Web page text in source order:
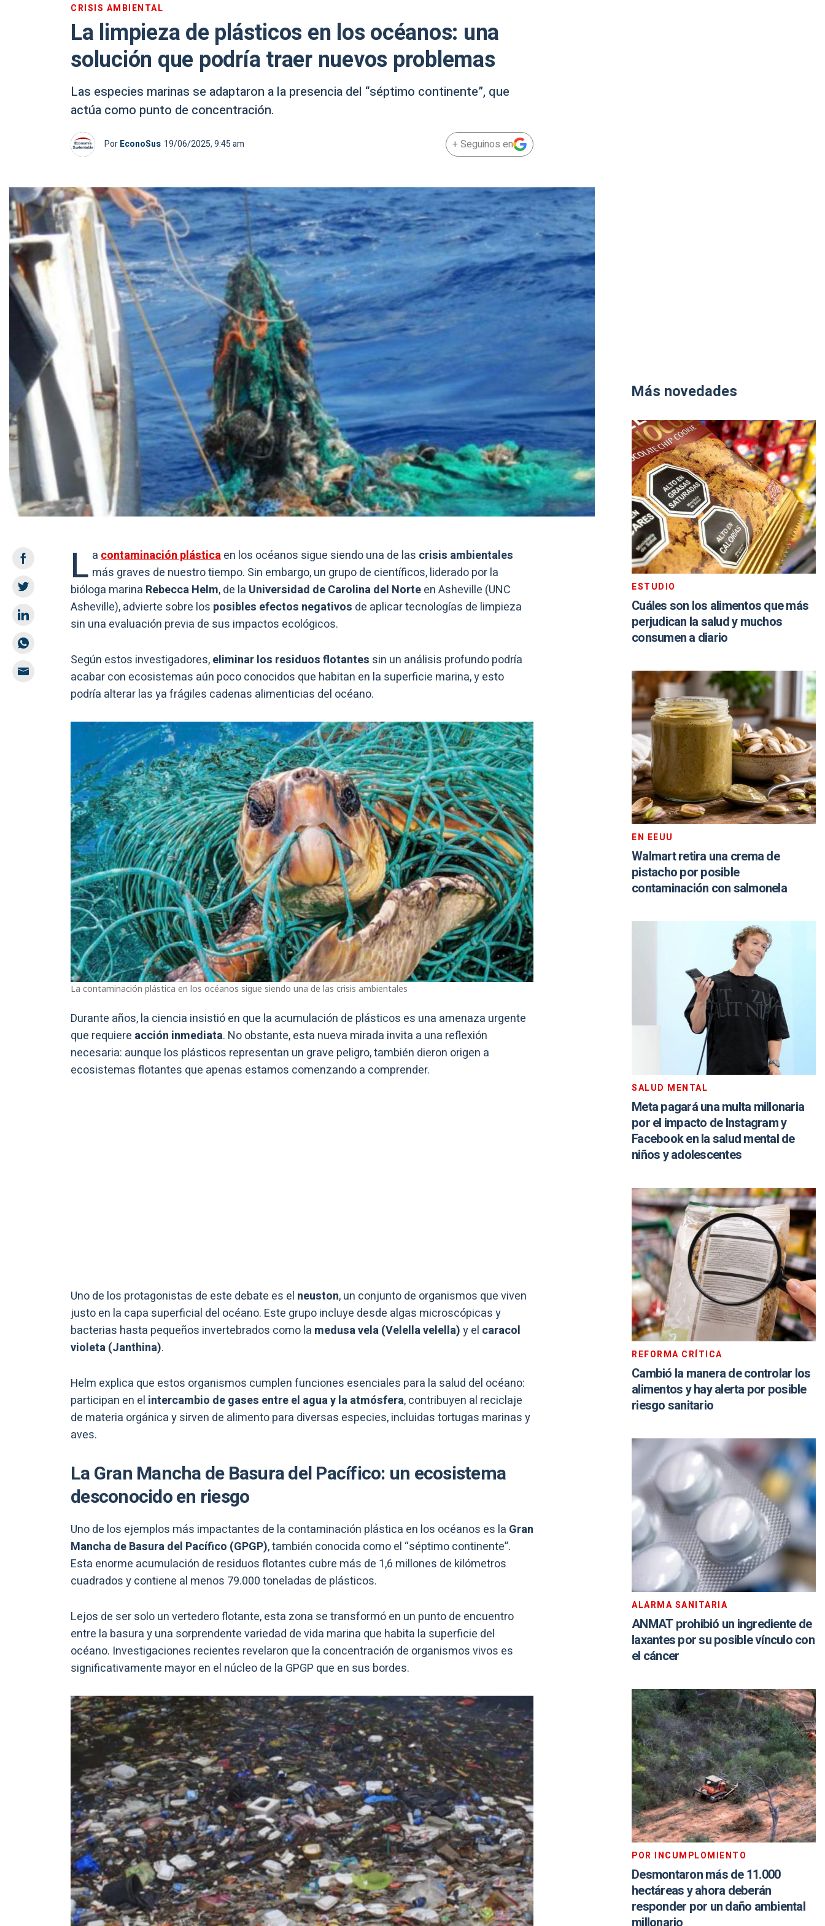
CRISIS AMBIENTAL
La limpieza de plásticos en los océanos: una
solución que podría traer nuevos problemas
Las especies marinas se adaptaron a la presencia del “séptimo continente”, que
actúa como punto de concentración.
PorEconoSus 19/06/2025, 9:45 am + Seguinos en
L acontaminación plásticaen los océanos sigue siendo una de las crisis ambientales
más graves de nuestro tiempo. Sin embargo, un grupo de científicos, liderado por la
bióloga marina Rebecca Helm, de la Universidad de Carolina del Norteen Asheville (UNC
Asheville), advierte sobre los posibles efectos negativos de aplicar tecnologías de limpieza
sin una evaluación previa de sus impactos ecológicos.
Según estos investigadores,eliminar los residuos flotantes sin un análisis profundo podría
acabar con ecosistemas aún poco conocidos que habitan en la superficie marina, y esto
podría alterar las ya frágiles cadenas alimenticias del océano.
La contaminación plástica en los océanos sigue siendo una de las crisis ambientales
Durante años, la ciencia insistió en que la acumulación de plásticos es una amenaza urgente
que requiere acción inmediata. No obstante, esta nueva mirada invita a una reflexión
necesaria: aunque los plásticos representan un grave peligro, también dieron origen a
ecosistemas flotantes que apenas estamos comenzando a comprender.
Uno de los protagonistas de este debate es el neuston, un conjunto de organismos que viven
justo en la capa superficial del océano. Este grupo incluye desde algas microscópicas y
bacterias hasta pequeños invertebrados como la medusa vela (Velella velella)y el caracol
violeta (Janthina).
Helm explica que estos organismos cumplen funciones esenciales para la salud del océano:
participan en el intercambio de gases entre el agua y la atmósfera, contribuyen al reciclaje
de materia orgánica y sirven de alimento para diversas especies, incluidas tortugas marinas y
aves.
La Gran Mancha de Basura del Pacífico: un ecosistema
desconocido en riesgo
Uno de los ejemplos más impactantes de la contaminación plástica en los océanos es la Gran
Mancha de Basura del Pacífico (GPGP), también conocida como el “séptimo continente”.
Esta enorme acumulación de residuos flotantes cubre más de 1,6 millones de kilómetros
cuadrados y contiene al menos 79.000 toneladas de plásticos.
Lejos de ser solo un vertedero flotante, esta zona se transformó en un punto de encuentro
entre la basura y una sorprendente variedad de vida marina que habita la superficie del
océano. Investigaciones recientes revelaron que la concentración de organismos vivos es
significativamente mayor en el núcleo de la GPGP que en sus bordes.
Más novedades
ESTUDIO
Cuáles son los alimentos que más
perjudican la salud y muchos
consumen a diario
EN EEUU
Walmart retira una crema de
pistacho por posible
contaminación con salmonela
SALUD MENTAL
Meta pagará una multa millonaria
por el impacto de Instagram y
Facebook en la salud mental de
niños y adolescentes
REFORMA CRÍTICA
Cambió la manera de controlar los
alimentos y hay alerta por posible
riesgo sanitario
ALARMA SANITARIA
ANMAT prohibió un ingrediente de
laxantes por su posible vínculo con
el cáncer
POR INCUMPLOMIENTO
Desmontaron más de 11.000
hectáreas y ahora deberán
responder por un daño ambiental